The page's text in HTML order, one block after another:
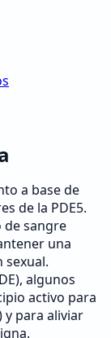
a base de
de la PDE5.
de sangre
una
sexual.
algunos
activo para
y para aliviar